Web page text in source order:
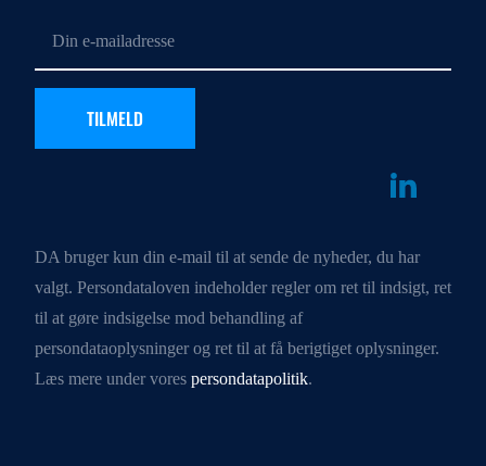
DA bruger kun din e-mail til at sende de nyheder, du har
valgt. Persondataloven indeholder regler om ret til indsigt, ret
til at gøre indsigelse mod behandling af
persondataoplysninger og ret til at få berigtiget oplysninger.
Læs mere under vores persondatapolitik.